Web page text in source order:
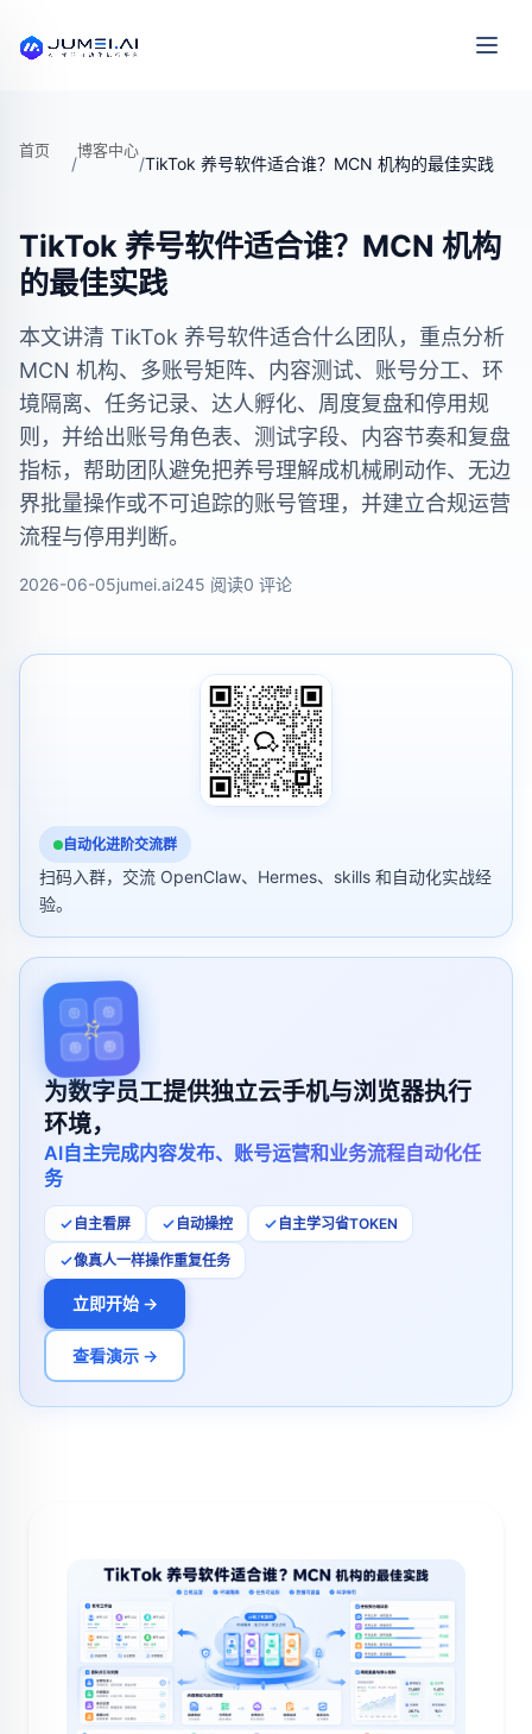
首页
/
博客中心
/TikTok 养号软件适合谁？MCN 机构的最佳实践
TikTok 养号软件适合谁？MCN 机构
的最佳实践
本文讲清 TikTok 养号软件适合什么团队，重点分析
MCN 机构、多账号矩阵、内容测试、账号分工、环
境隔离、任务记录、达人孵化、周度复盘和停用规
则，并给出账号角色表、测试字段、内容节奏和复盘
指标，帮助团队避免把养号理解成机械刷动作、无边
界批量操作或不可追踪的账号管理，并建立合规运营
流程与停用判断。
2026-06-05jumei.ai245 阅读0 评论
自动化进阶交流群
扫码入群，交流 OpenClaw、Hermes、skills 和自动化实战经
验。
为数字员工提供独立云手机与浏览器执行
环境，
AI自主完成内容发布、账号运营和业务流程自动化任
务
自主看屏 自动操控 自主学习省TOKEN
像真人一样操作重复任务
立即开始 →
查看演示 →